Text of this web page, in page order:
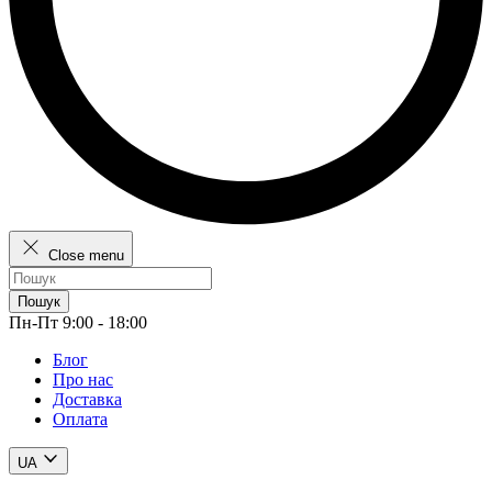
Close menu
Пошук
Пн-Пт 9:00 - 18:00
Блог
Про нас
Доставка
Оплата
UA